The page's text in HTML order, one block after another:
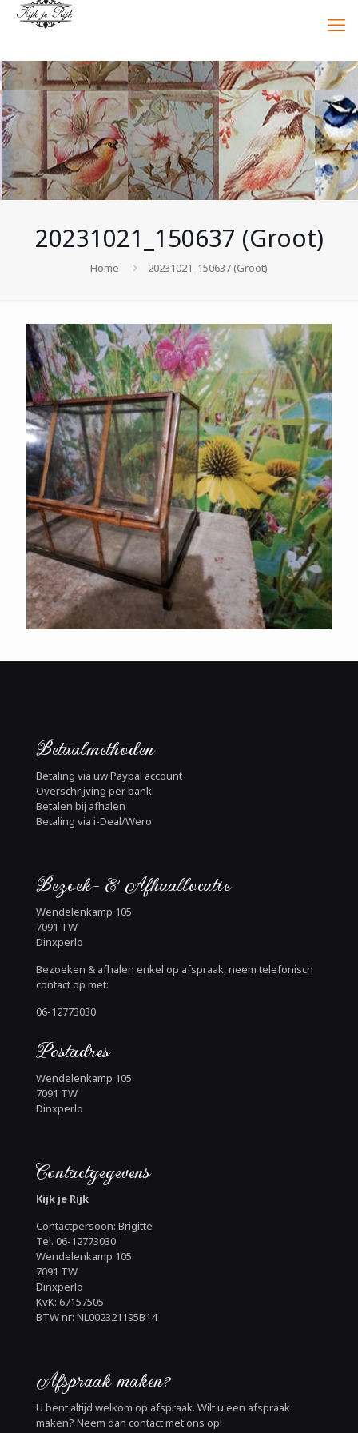
20231021_150637 (Groot)
Home 20231021_150637 (Groot)
Betaalmethoden
Betaling via uw Paypal account
Overschrijving per bank
Betalen bij afhalen
Betaling via i-Deal/Wero
Bezoek- & Afhaallocatie
Wendelenkamp 105
7091 TW
Dinxperlo
Bezoeken & afhalen enkel op afspraak, neem telefonisch
contact op met:
06-12773030
Postadres
Wendelenkamp 105
7091 TW
Dinxperlo
Contactgegevens
Kijk je Rijk
Contactpersoon: Brigitte
Tel. 06-12773030
Wendelenkamp 105
7091 TW
Dinxperlo
KvK: 67157505
BTW nr: NL002321195B14
Afspraak maken?
U bent altijd welkom op afspraak. Wilt u een afspraak
maken? Neem dan contact met ons op!